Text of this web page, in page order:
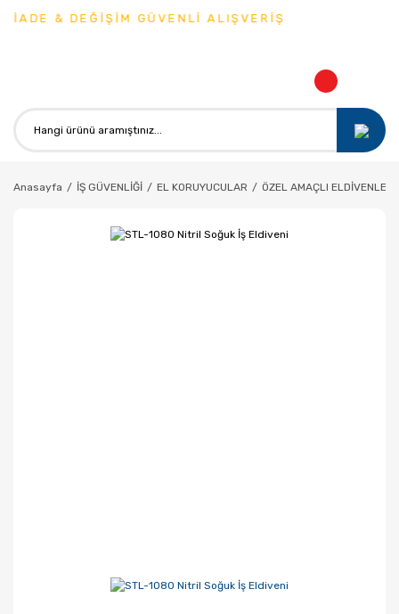
İADE & DEĞİŞİM GÜVENLİ ALIŞVERİŞ
Anasayfa İŞ GÜVENLİĞİ EL KORUYUCULAR ÖZEL AMAÇLI ELDİVENLER